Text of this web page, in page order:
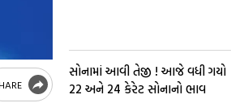
સોનામાં આવી તેજી ! આજે વધી ગયો
22 અને 24 કેરેટ સોનાનો ભાવ